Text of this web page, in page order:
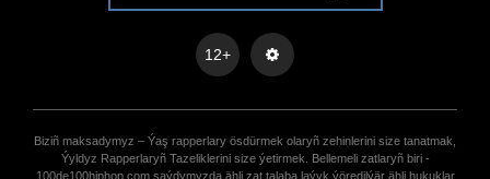
12+
Biziñ maksadymyz – Ýaş rapperlary ösdürmek olaryñ zehinlerini size tanatmak,
Ýyldyz Rapperlaryñ Tazeliklerini size ýetirmek. Bellemeli zatlaryñ biri -
100de100hiphop.com saýdymyzda ähli zat talaba laýyk ýöredilýär ähli hukuklar